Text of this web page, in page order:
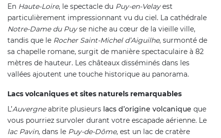
En Haute-Loire, le spectacle du Puy-en-Velayest
particulièrement impressionnant vu du ciel. La cathédrale
Notre-Dame du Puyse niche au cœur de la vieille ville,
tandis que le Rocher Saint-Michel d’Aiguilhe, surmonté de
sa chapelle romane, surgit de manière spectaculaire à 82
mètres de hauteur. Les châteaux disséminés dans les
vallées ajoutent une touche historique au panorama.
Lacs volcaniques et sites naturels remarquables
L’Auvergneabrite plusieurs lacs d’origine volcanique que
vous pourriez survoler durant votre escapade aérienne. Le
lac Pavin, dans le Puy-de-Dôme, est un lac de cratère